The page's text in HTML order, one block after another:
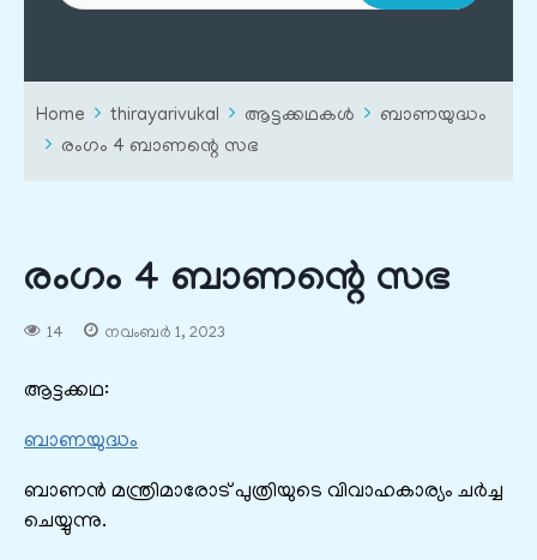
Home thirayarivukal ആട്ടക്കഥകൾ
ബാണയുദ്ധം
രംഗം 4 ബാണന്റെ സഭ
രംഗം 4 ബാണന്റെ സഭ
14 നവംബർ 1, 2023
ആട്ടക്കഥ:
ബാണയുദ്ധം
ബാണൻ മന്ത്രിമാരോട് പുത്രിയുടെ വിവാഹകാര്യം ചർച്ച
ചെയ്യുന്നു.